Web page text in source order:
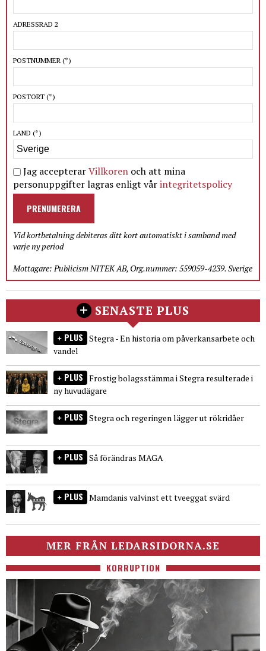
ADRESSRAD 2
POSTNUMMER (*)
POSTORT (*)
LAND (*)
Jag accepterarVillkoren och att mina
personuppgifter lagras enligt vårintegritetspolicy
PRENUMERERA
Vid kortbetalning debiteras ditt kort automatiskt i samband med
varje ny period
Mottagare: Publicism NITEK AB, Org.nummer: 559059-4239. Sverige
SENASTE PLUS
PLUS Stegra - En historia om påverkansarbete och
vandel
PLUS Frostig bolagsstämma i Stegra resulterade i
ny huvudägare
PLUS Stegra och regeringen lägger ut rökridåer
PLUS Så förändras MAGA
PLUS Mamdanis valvinst ett tveeggat svärd
MER FRÅN LEDARSIDORNA.SE
KORRUPTION